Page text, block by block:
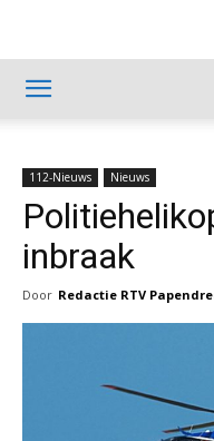
112-Nieuws Nieuws
inbraak
Door Redactie RTV